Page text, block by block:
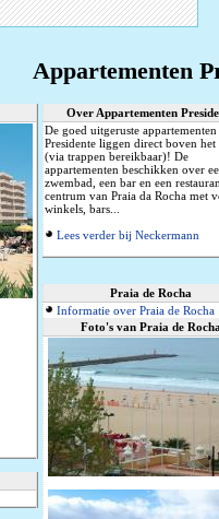
Appartementen
Over Appartementen
De goed uitgeruste appartementen
Presidente liggen direct boven het
(via trappen bereikbaar)! De
appartementen beschikken over
zwembad, een bar en een
centrum van Praia da Rocha met
winkels, bars...
Lees verder bij Neckermann
Praia de Rocha
Informatie over Praia de Rocha
Foto's van Praia de